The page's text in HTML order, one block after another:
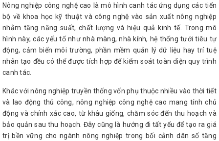
Nông nghiệp công nghệ cao là mô hình canh tác ứng dụng các tiến
bộ về khoa học kỹ thuật và công nghệ vào sản xuất nông nghiệp
nhằm tăng năng suất, chất lượng và hiệu quả kinh tế. Trong mô
hình này, các yếu tố như nhà màng, nhà kính, hệ thống tưới tiêu tự
động, cảm biến môi trường, phần mềm quản lý dữ liệu hay trí tuệ
nhân tạo đều có thể được tích hợp để kiểm soát toàn diện quy trình
canh tác.
Khác với nông nghiệp truyền thống vốn phụ thuộc nhiều vào thời tiết
và lao động thủ công, nông nghiệp công nghệ cao mang tính chủ
động và chính xác cao, từ khâu giống, chăm sóc đến thu hoạch và
bảo quản sau thu hoạch. Đây cũng là hướng đi tất yếu để tạo ra giá
trị bền vững cho ngành nông nghiệp trong bối cảnh dân số tăng